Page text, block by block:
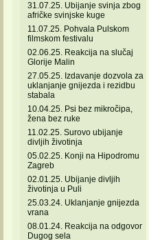
31.07.25. Ubijanje svinja zbog
afričke svinjske kuge
11.07.25. Pohvala Pulskom
filmskom festivalu
02.06.25. Reakcija na slučaj
Glorije Malin
27.05.25. Izdavanje dozvola za
uklanjanje gnijezda i rezidbu
stabala
10.04.25. Psi bez mikročipa,
žena bez ruke
11.02.25. Surovo ubijanje
divljih životinja
05.02.25. Konji na Hipodromu
Zagreb
02.01.25. Ubijanje divljih
životinja u Puli
25.03.24. Uklanjanje gnijezda
vrana
08.01.24. Reakcija na odgovor
Dugog sela